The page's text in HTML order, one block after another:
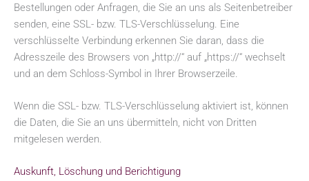
Bestellungen oder Anfragen, die Sie an uns als Seitenbetreiber
senden, eine SSL- bzw. TLS-Verschlüsselung. Eine
verschlüsselte Verbindung erkennen Sie daran, dass die
Adresszeile des Browsers von „http://“ auf „https://“ wechselt
und an dem Schloss-Symbol in Ihrer Browserzeile.
Wenn die SSL- bzw. TLS-Verschlüsselung aktiviert ist, können
die Daten, die Sie an uns übermitteln, nicht von Dritten
mitgelesen werden.
Auskunft, Löschung und Berichtigung